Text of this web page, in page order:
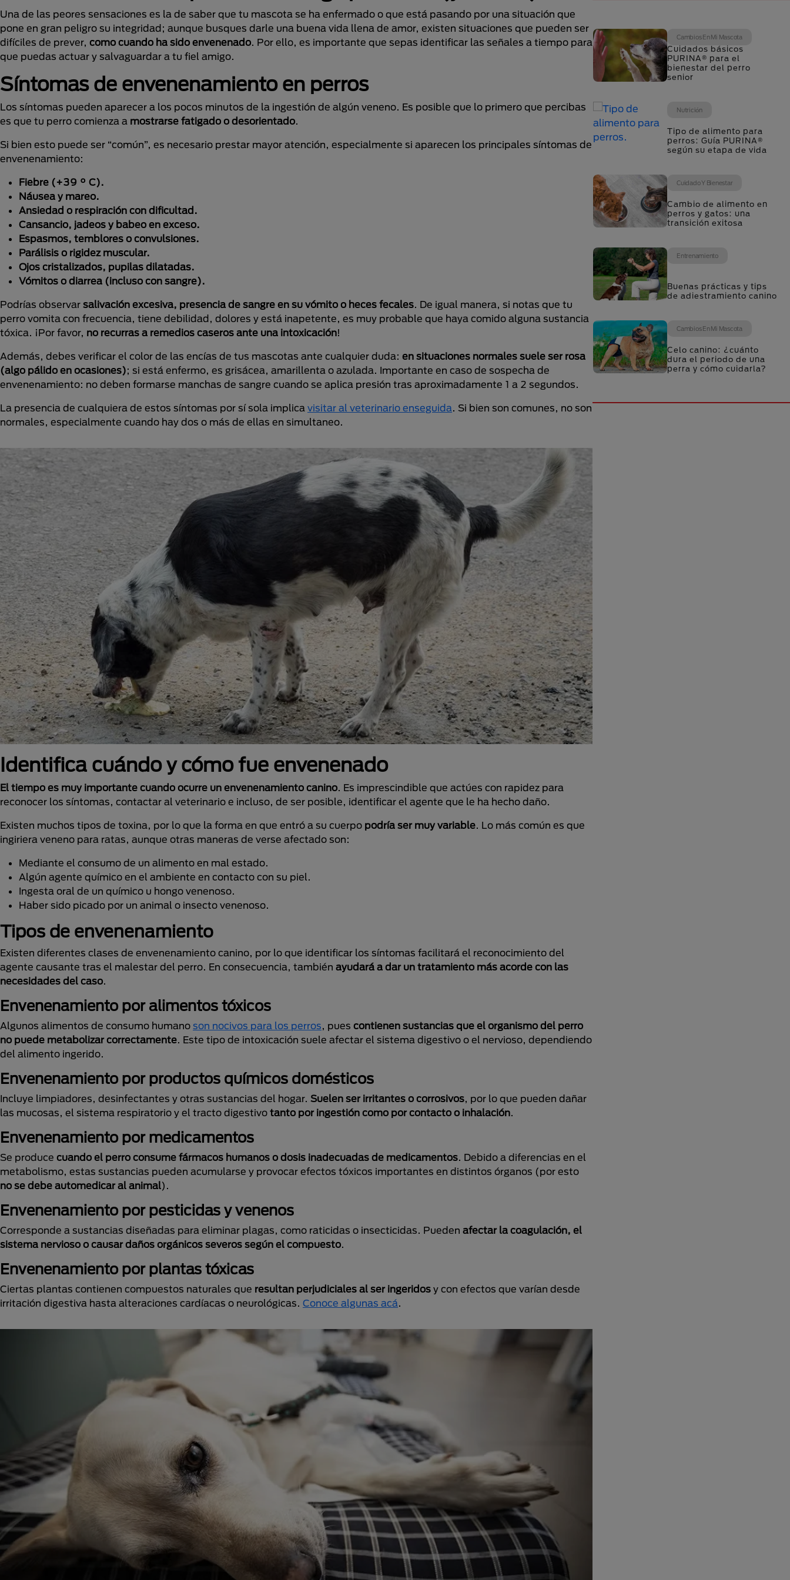
Una de las peores sensaciones es la de saber que tu mascota se ha enfermado o que está pasando por una situación que
pone en gran peligro su integridad; aunque busques darle una buena vida llena de amor, existen situaciones que pueden ser
difíciles de prever, como cuando ha sido envenenado. Por ello, es importante que sepas identificar las señales a tiempo para
que puedas actuar y salvaguardar a tu fiel amigo.
Síntomas de envenenamiento en perros
Los síntomas pueden aparecer a los pocos minutos de la ingestión de algún veneno. Es posible que lo primero que percibas
es que tu perro comienza a mostrarse fatigado o desorientado.
Si bien esto puede ser “común”, es necesario prestar mayor atención, especialmente si aparecen los principales síntomas de
envenenamiento:
Fiebre (+39 ° C).
Náusea y mareo.
Ansiedad o respiración con dificultad.
Cansancio, jadeos y babeo en exceso.
Espasmos, temblores o convulsiones.
Parálisis o rigidez muscular.
Ojos cristalizados, pupilas dilatadas.
Vómitos o diarrea (incluso con sangre).
Podrías observar salivación excesiva, presencia de sangre en su vómito o heces fecales. De igual manera, si notas que tu
perro vomita con frecuencia, tiene debilidad, dolores y está inapetente, es muy probable que haya comido alguna sustancia
tóxica. ¡Por favor, no recurras a remedios caseros ante una intoxicación!
Además, debes verificar el color de las encías de tus mascotas ante cualquier duda: en situaciones normales suele ser rosa
(algo pálido en ocasiones); si está enfermo, es grisácea, amarillenta o azulada. Importante en caso de sospecha de
envenenamiento: no deben formarse manchas de sangre cuando se aplica presión tras aproximadamente 1 a 2 segundos.
La presencia de cualquiera de estos síntomas por sí sola implica visitar al veterinario enseguida. Si bien son comunes, no son
normales, especialmente cuando hay dos o más de ellas en simultaneo.
Identifica cuándo y cómo fue envenenado
El tiempo es muy importante cuando ocurre un envenenamiento canino. Es imprescindible que actúes con rapidez para
reconocer los síntomas, contactar al veterinario e incluso, de ser posible, identificar el agente que le ha hecho daño.
Existen muchos tipos de toxina, por lo que la forma en que entró a su cuerpo podría ser muy variable. Lo más común es que
ingiriera veneno para ratas, aunque otras maneras de verse afectado son:
Mediante el consumo de un alimento en mal estado.
Algún agente químico en el ambiente en contacto con su piel.
Ingesta oral de un químico u hongo venenoso.
Haber sido picado por un animal o insecto venenoso.
Tipos de envenenamiento
Existen diferentes clases de envenenamiento canino, por lo que identificar los síntomas facilitará el reconocimiento del
agente causante tras el malestar del perro. En consecuencia, también ayudará a dar un tratamiento más acorde con las
necesidades del caso.
Envenenamiento por alimentos tóxicos
Algunos alimentos de consumo humano son nocivos para los perros, pues contienen sustancias que el organismo del perro
no puede metabolizar correctamente. Este tipo de intoxicación suele afectar el sistema digestivo o el nervioso, dependiendo
del alimento ingerido.
Envenenamiento por productos químicos domésticos
Incluye limpiadores, desinfectantes y otras sustancias del hogar. Suelen ser irritantes o corrosivos, por lo que pueden dañar
las mucosas, el sistema respiratorio y el tracto digestivo tanto por ingestión como por contacto o inhalación.
Envenenamiento por medicamentos
Se produce cuando el perro consume fármacos humanos o dosis inadecuadas de medicamentos. Debido a diferencias en el
metabolismo, estas sustancias pueden acumularse y provocar efectos tóxicos importantes en distintos órganos (por esto
no se debe automedicar al animal).
Envenenamiento por pesticidas y venenos
Corresponde a sustancias diseñadas para eliminar plagas, como raticidas o insecticidas. Pueden afectar la coagulación, el
sistema nervioso o causar daños orgánicos severos según el compuesto.
Envenenamiento por plantas tóxicas
Ciertas plantas contienen compuestos naturales que resultan perjudiciales al ser ingeridos y con efectos que varían desde
irritación digestiva hasta alteraciones cardíacas o neurológicas. Conoce algunas acá.
Cambios En Mi Mascota
Cuidados básicos
PURINA® para el
bienestar del perro
senior
Nutrición
Tipo de alimento para
perros: Guía PURINA®
según su etapa de vida
Cuidado Y Bienestar
Cambio de alimento en
perros y gatos: una
transición exitosa
Entrenamiento
Buenas prácticas y tips
de adiestramiento canino
Cambios En Mi Mascota
Celo canino: ¿cuánto
dura el periodo de una
perra y cómo cuidarla?